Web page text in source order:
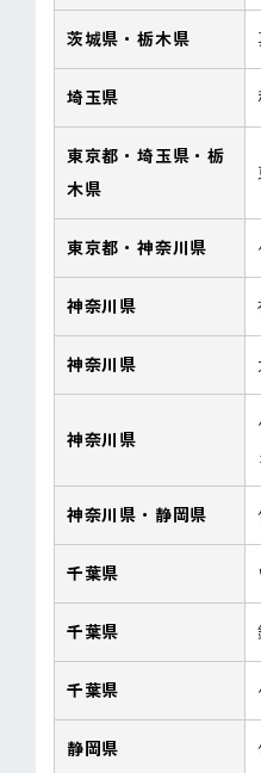
茨城県・栃木県
埼玉県
東京都・埼玉県・栃
木県
東京都・神奈川県
神奈川県
神奈川県
神奈川県
神奈川県・静岡県
千葉県
千葉県
千葉県
静岡県